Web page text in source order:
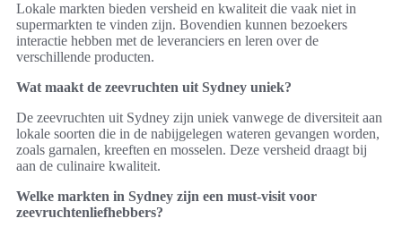
Lokale markten bieden versheid en kwaliteit die vaak niet in
supermarkten te vinden zijn. Bovendien kunnen bezoekers
interactie hebben met de leveranciers en leren over de
verschillende producten.
Wat maakt de zeevruchten uit Sydney uniek?
De zeevruchten uit Sydney zijn uniek vanwege de diversiteit aan
lokale soorten die in de nabijgelegen wateren gevangen worden,
zoals garnalen, kreeften en mosselen. Deze versheid draagt bij
aan de culinaire kwaliteit.
Welke markten in Sydney zijn een must-visit voor
zeevruchtenliefhebbers?